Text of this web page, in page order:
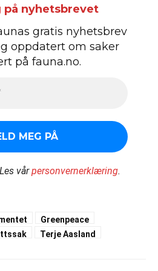
på nyhetsbrevet
gratis nyhetsbrev
oppdatert om saker
på fauna.no.
Les vårpersonvernerklæring.
Greenpeace
Terje Aasland